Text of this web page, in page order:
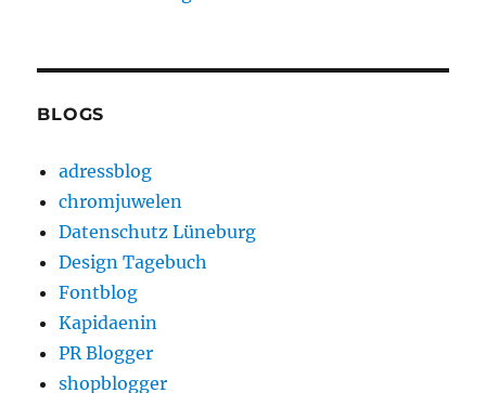
BLOGS
adressblog
chromjuwelen
Datenschutz Lüneburg
Design Tagebuch
Fontblog
Kapidaenin
PR Blogger
shopblogger